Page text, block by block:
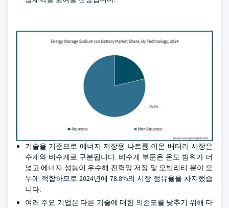
기술을 기준으로 에너지 저장용 나트륨 이온 배터리 시장은
수계와 비수계로 구분됩니다. 비수계 부문은 온도 범위가 더
넓고 에너지 성능이 우수해 전력망 저장 및 모빌리티 분야 모
두에 적합하므로 2024년에 78.8%의 시장 점유율을 차지했습
니다.
여러 주요 기업은 다른 기술에 대한 의존도를 낮추기 위해 다